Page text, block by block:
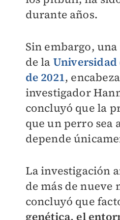
durante años.
Sin embargo,
de la
de 2021,
investigador
concluyó que la
que un perro sea
depende
La investigación
de más de nueve
concluyó que
genética, el